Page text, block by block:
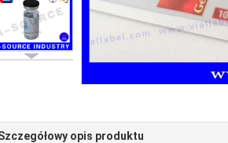
opis produktu